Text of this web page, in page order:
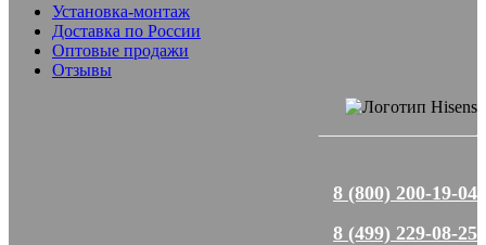
Установка-монтаж
Доставка по России
Оптовые продажи
Отзывы
8 (800) 200-19-04
8 (499) 229-08-25